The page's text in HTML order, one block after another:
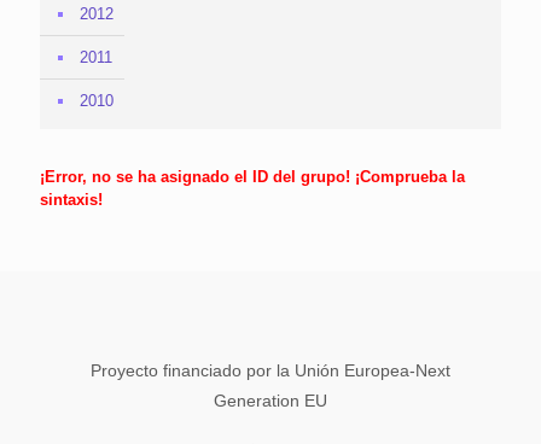
2012
2011
2010
¡Error, no se ha asignado el ID del grupo! ¡Comprueba la
sintaxis!
Proyecto financiado por la Unión Europea-Next
Generation EU